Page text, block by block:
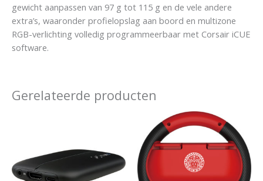
gewicht aanpassen van 97 g tot 115 g en de vele andere
extra’s, waaronder profielopslag aan boord en multizone
RGB-verlichting volledig programmeerbaar met Corsair iCUE
software.
Gerelateerde producten